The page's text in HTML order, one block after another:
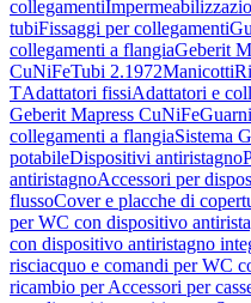
collegamenti
tubiFissaggi per collegamenti
collegamenti a flangiaGeberit
CuNiFeTubi 2.1972Manicotti
TAdattatori fissiAdattatori e
Geberit Mapress CuNiFe
collegamenti a flangiaSistema
potabileDispositivi antiristagno
antiristagnoAccessori per
flussoCover e placche di
per WC con dispositivo
con dispositivo antiristagno
risciacquo e comandi per WC
ricambio per Accessori per